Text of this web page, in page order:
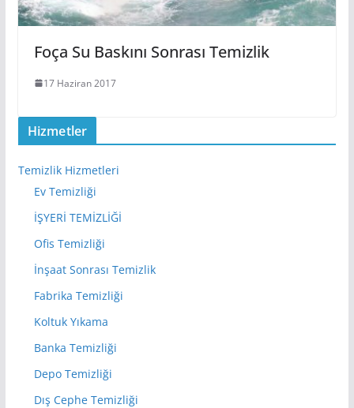
Foça Su Baskını Sonrası Temizlik
17 Haziran 2017
Hizmetler
Temizlik Hizmetleri
Ev Temizliği
İŞYERİ TEMİZLİĞİ
Ofis Temizliği
İnşaat Sonrası Temizlik
Fabrika Temizliği
Koltuk Yıkama
Banka Temizliği
Depo Temizliği
Dış Cephe Temizliği